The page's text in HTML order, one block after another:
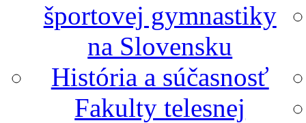
športovej gymnastiky
na Slovensku
História a súčasnosť
Fakulty telesnej